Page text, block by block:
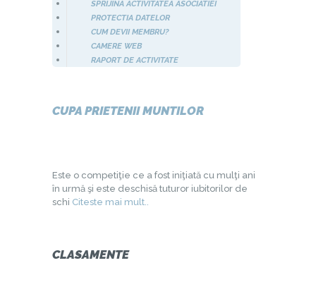
SPRIJINA ACTIVITATEA ASOCIATIEI
PROTECTIA DATELOR
CUM DEVII MEMBRU?
CAMERE WEB
RAPORT DE ACTIVITATE
CUPA PRIETENII MUNTILOR
Este o competiţie ce a fost iniţiată cu mulţi ani
în urmă şi este deschisă tuturor iubitorilor de
schi Citeste mai mult..
CLASAMENTE